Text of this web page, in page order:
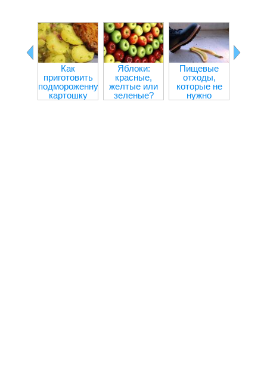
Как
приготовить
подмороженную
картошку
Яблоки:
красные,
желтые или
зеленые?
Пищевые
отходы,
которые не
нужно